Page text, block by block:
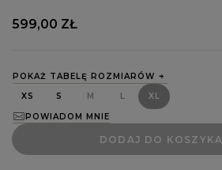
POKAŻ TABELĘ ROZMIARÓW
XS
S M L XL
DODAJ DO KOSZYKA
POWIADOM MNIE
599,00 ZŁ